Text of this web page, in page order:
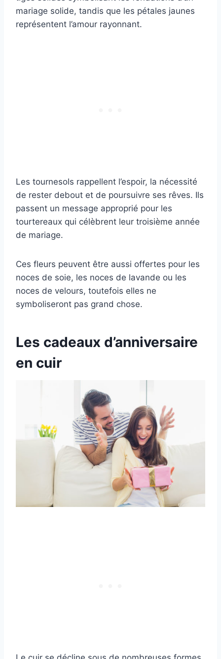
mariage solide, tandis que les pétales jaunes
représentent l’amour rayonnant.
Les tournesols rappellent l’espoir, la nécessité
de rester debout et de poursuivre ses rêves. Ils
passent un message approprié pour les
tourtereaux qui célèbrent leur troisième année
de mariage.
Ces fleurs peuvent être aussi offertes pour les
noces de soie, les noces de lavande ou les
noces de velours, toutefois elles ne
symboliseront pas grand chose.
Les cadeaux d’anniversaire
en cuir